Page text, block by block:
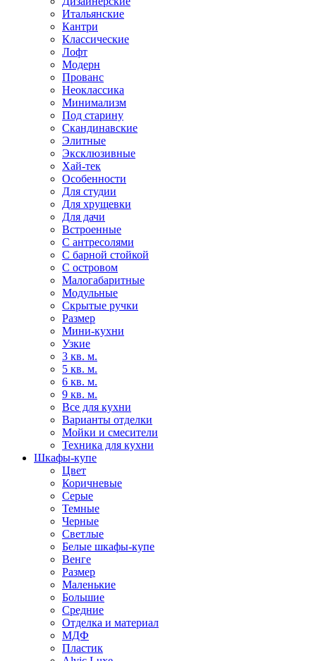
Итальянские
Кантри
Классические
Лофт
Модерн
Прованс
Неоклассика
Минимализм
Под старину
Скандинавские
Элитные
Эксклюзивные
Хай-тек
Особенности
Для студии
Для хрущевки
Для дачи
Встроенные
С антресолями
С барной стойкой
С островом
Малогабаритные
Модульные
Скрытые ручки
Размер
Мини-кухни
Узкие
3 кв. м.
5 кв. м.
6 кв. м.
9 кв. м.
Все для кухни
Варианты отделки
Мойки и смесители
Техника для кухни
Шкафы-купе
Цвет
Коричневые
Серые
Темные
Черные
Светлые
Белые шкафы-купе
Венге
Размер
Маленькие
Большие
Средние
Отделка и материал
МДФ
Пластик